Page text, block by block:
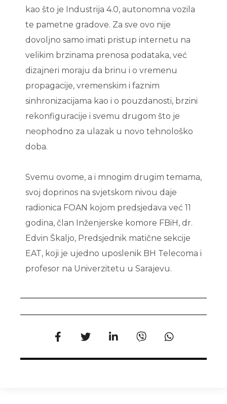
kao što je Industrija 4.0, autonomna vozila
te pametne gradove. Za sve ovo nije
dovoljno samo imati pristup internetu na
velikim brzinama prenosa podataka, već
dizajneri moraju da brinu i o vremenu
propagacije, vremenskim i faznim
sinhronizacijama kao i o pouzdanosti, brzini
rekonfiguracije i svemu drugom što je
neophodno za ulazak u novo tehnološko
doba.
Svemu ovome, a i mnogim drugim temama,
svoj doprinos na svjetskom nivou daje
radionica FOAN kojom predsjedava već 11
godina, član Inženjerske komore FBiH, dr.
Edvin Škaljo, Predsjednik matične sekcije
EAT, koji je ujedno uposlenik BH Telecoma i
profesor na Univerzitetu u Sarajevu.